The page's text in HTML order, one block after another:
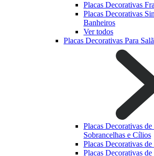
Placas Decorativas
Placas Decorativas
Banheiros
Ver todos
Placas Decorativas Para
Placas Decorativas de
Sobrancelhas e Cílios
Placas Decorativas
Placas Decorativas